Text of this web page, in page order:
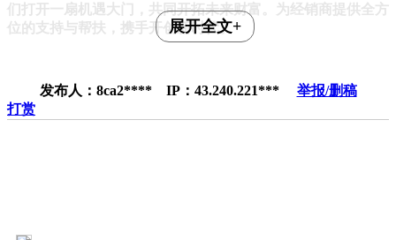
们打开一扇机遇大门，共同开拓未来财富。为经销商提供全方
位的支持与帮扶，携手开创新时代。
展开全文+
发布人：8ca2**** IP：43.240.221*** 举报/删稿
打赏